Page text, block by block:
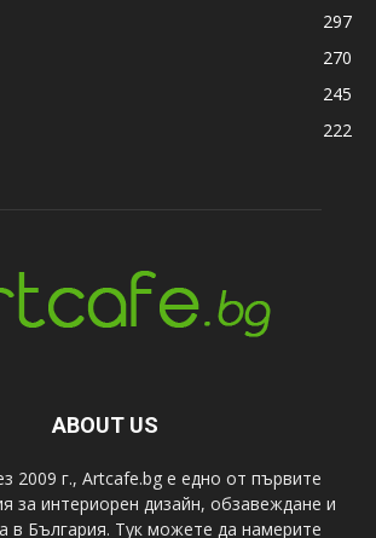
297
270
245
222
ABOUT US
2009 г., Artcafe.bg е едно от първите
за интериорен дизайн, обзавеждане и
в България. Тук можете да намерите